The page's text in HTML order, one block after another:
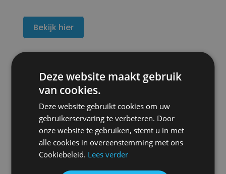
Bekijk hier
Mollier Diagram
Calculator
Het Mollier Diagram (ook wel het enthalpie-
entropiediagram, het h-s diagram of het
psychrometrisch diagram genoemd) is een in
1904 door Richard Mollier bedacht diagram dat de
enthalpie uitzet tegen de entropie. Dergelijke
Deze website maakt gebruik
van cookies.
Deze website gebruikt cookies om uw
gebruikerservaring te verbeteren. Door
onze website te gebruiken, stemt u in met
alle cookies in overeenstemming met ons
Cookiebeleid. Lees verder